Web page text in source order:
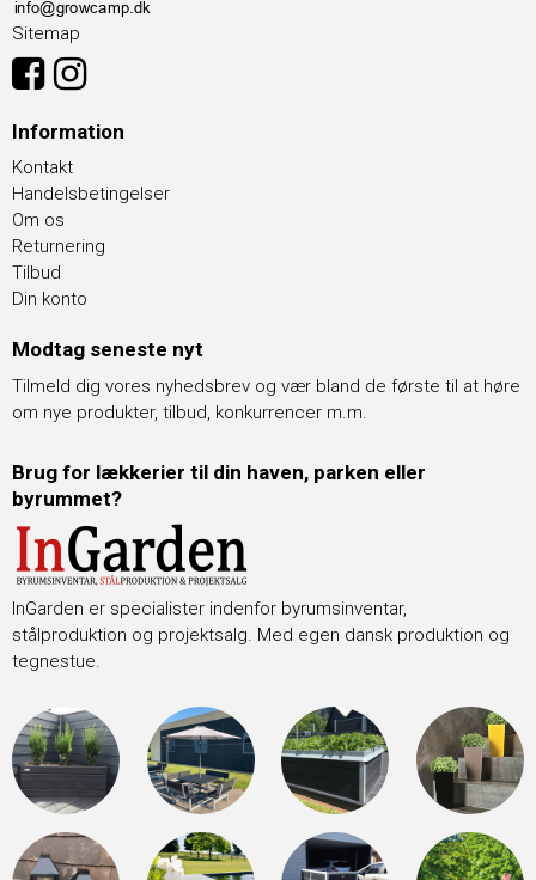
Sitemap
Information
Kontakt
Handelsbetingelser
Om os
Returnering
Tilbud
Din konto
Modtag seneste nyt
Tilmeld dig vores nyhedsbrev og vær bland de første til at høre
om nye produkter, tilbud, konkurrencer m.m.
Brug for lækkerier til din haven, parken eller
byrummet?
InGarden er specialister indenfor byrumsinventar,
stålproduktion og projektsalg. Med egen dansk produktion og
tegnestue.